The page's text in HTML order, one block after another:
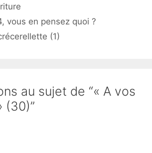
vous en pensez quoi ?
(1)
au sujet de “« A vos
(30)”